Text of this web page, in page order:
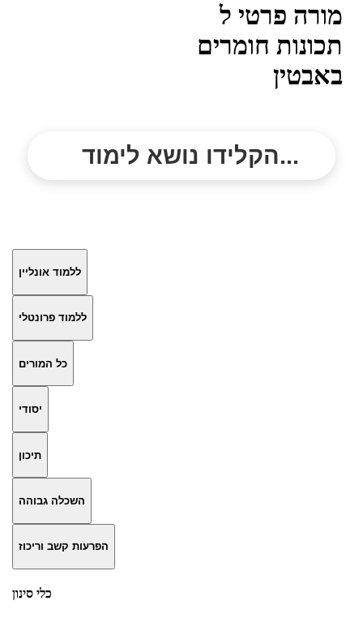
מורה פרטי ל
תכונות חומרים
באבטין
הקלידו נושא לימוד...
ללמוד אונליין
ללמוד פרונטלי
כל המורים
יסודי
תיכון
השכלה גבוהה
הפרעות קשב וריכוז
כלי סינון